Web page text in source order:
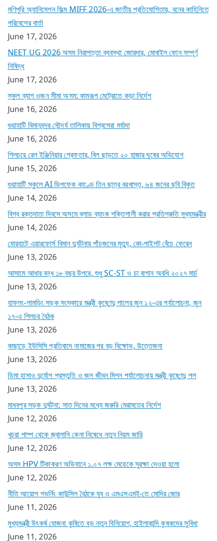
মণিপুরি অ্যানিমেশন ফিল্ম MIFF 2026-এ জাতীয় প্রতিযোগিতায়, বনের কাহিনিতে
পরিবেশের বার্তা
June 17, 2026
NEET UG 2026 অসম নিরাপত্তা ব্যবস্থা জোরদার, মোবাইল ফোন সম্পূর্ণ
নিষিদ্ধ
June 17, 2026
স্কুল ব্যাগ ওজন সীমা অসম: কামরূপ মেট্রোতে কড়া নির্দেশ
June 16, 2026
গুয়াহাটি বিমানবন্দর সৌন্দর্য তালিকায় বিশ্বসেরা মর্যাদা
June 16, 2026
শিলচরে রেল ইঞ্জিনিয়ার গ্রেফতার, বিল ছাড়তে ২০ হাজার ঘুষের অভিযোগ
June 15, 2026
গুয়াহাটি স্কুলে AI ডিপফেক কাণ্ডে তিন ছাত্র বরখাস্ত, ৬৪ জনের ছবি বিকৃত
June 14, 2026
বিশ্ব রক্তদাতা দিবসে অসমে ব্লাড ব্যাংক শক্তিশালী করার প্রতিশ্রুতি মুখ্যমন্ত্রীর
June 14, 2026
যোরহাটে এয়ারফোর্স বিমান দুর্ঘটনায় পাঁচজনের মৃত্যু, কো-পাইলট বেঁচে ফেরেন
June 13, 2026
আসামে আধার বন্ধ ১৮ বছর উপরে, শুধু SC-ST ও চা বাগান অবধি ২০২৭ মার্চ
June 13, 2026
হাফলং-লামডিং সড়ক সংস্কারে মন্ত্রী কৃষ্ণেন্দু পালের জুন ১২-এর পর্যালোচনা, জুন
১৭-এ শিলচর বৈঠক
June 13, 2026
কাছাড়ে ইউসিসি প্রতিবাদে নামাজের পর বড় বিক্ষোভ, উত্তেজনা
June 13, 2026
ডিমা হাসাও দুর্যোগ প্রস্তুতি ও জল জীবন মিশন পর্যালোচনায় মন্ত্রী কৃষ্ণেন্দু পল
June 13, 2026
মাধবপুর সড়ক দুর্ঘটনা: সাত দিনের মধ্যে জরুরি মেরামতের নির্দেশ
June 12, 2026
খুচরা পাম্প থেকে জ্বালানি কেনা নিষেধে নতুন নিয়ম জারি
June 12, 2026
অসম HPV টিকাকরণ অভিযানে ১.০৭ লক্ষ মেয়েকে সুরক্ষা দেওয়া হলো
June 12, 2026
নীতি আয়োগ গভর্নিং কাউন্সিল বৈঠকে যুব ও এমএসএমই-তে মোদির জোর
June 11, 2026
মুখ্যমন্ত্রী উৎকর্ষ যোজনা কৃষিতে বড় নতুন বিনিয়োগ, হাইলাকান্দি কৃষকদের সুবিধা
June 11, 2026